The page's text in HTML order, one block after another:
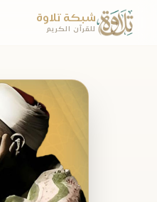
شبكة تلاوة
للقرآن الكريم